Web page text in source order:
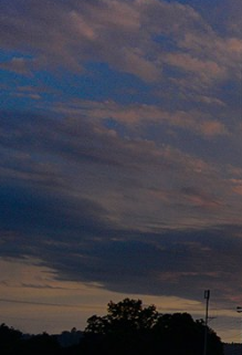
テ
ン
ス